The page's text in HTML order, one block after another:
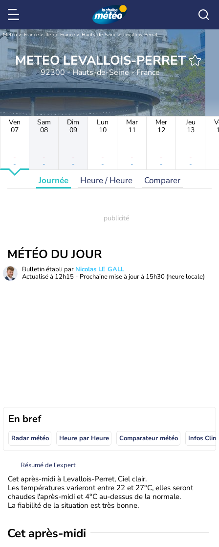
Météo France Île-de-France Hauts-de-Seine Levallois-Perret
METEO LEVALLOIS-PERRET
92300 - Hauts-de-Seine - France
Ven
07
-
-
Sam
08
-
-
Dim
09
-
-
Lun
10
-
-
Mar
11
-
-
Mer
12
-
-
Jeu
13
-
-
Journée Heure / Heure Comparer
MÉTÉO DU JOUR
Bulletin établi par Nicolas LE GALL
Actualisé à 12h15 - Prochaine mise à jour à 15h30 (heure locale)
En bref
Radar météo Heure par Heure Comparateur météo Infos
Résumé de l’expert
Cet après-midi à Levallois-Perret, Ciel clair.
Les températures varieront entre 22 et 27°C, elles seront
chaudes l'après-midi et 4°C au-dessus de la normale.
La fiabilité de la situation est très bonne.
Cet après-midi